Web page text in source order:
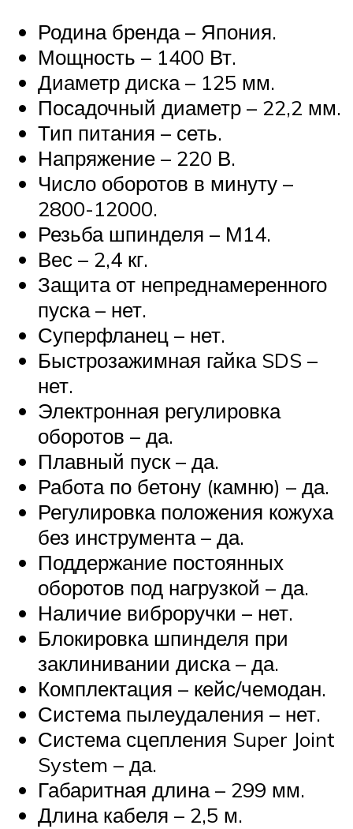
Родина бренда – Япония.
Мощность – 1400 Вт.
Диаметр диска – 125 мм.
Посадочный диаметр – 22,2 мм.
Тип питания – сеть.
Напряжение – 220 В.
Число оборотов в минуту –
2800-12000.
Резьба шпинделя – М14.
Вес – 2,4 кг.
Защита от непреднамеренного
пуска – нет.
Суперфланец – нет.
Быстрозажимная гайка SDS –
нет.
Электронная регулировка
оборотов – да.
Плавный пуск – да.
Работа по бетону (камню) – да.
Регулировка положения кожуха
без инструмента – да.
Поддержание постоянных
оборотов под нагрузкой – да.
Наличие виброручки – нет.
Блокировка шпинделя при
заклинивании диска – да.
Комплектация – кейс/чемодан.
Система пылеудаления – нет.
Система сцепления Super Joint
System – да.
Габаритная длина – 299 мм.
Длина кабеля – 2,5 м.